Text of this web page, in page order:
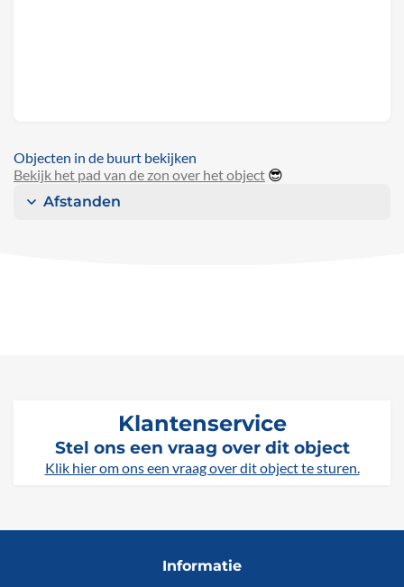
Objecten in de buurt bekijken
Bekijk het pad van de zon over het object 😎
Afstanden
Klantenservice
Stel ons een vraag over dit object
Klik hier om ons een vraag over dit object te sturen.
Informatie